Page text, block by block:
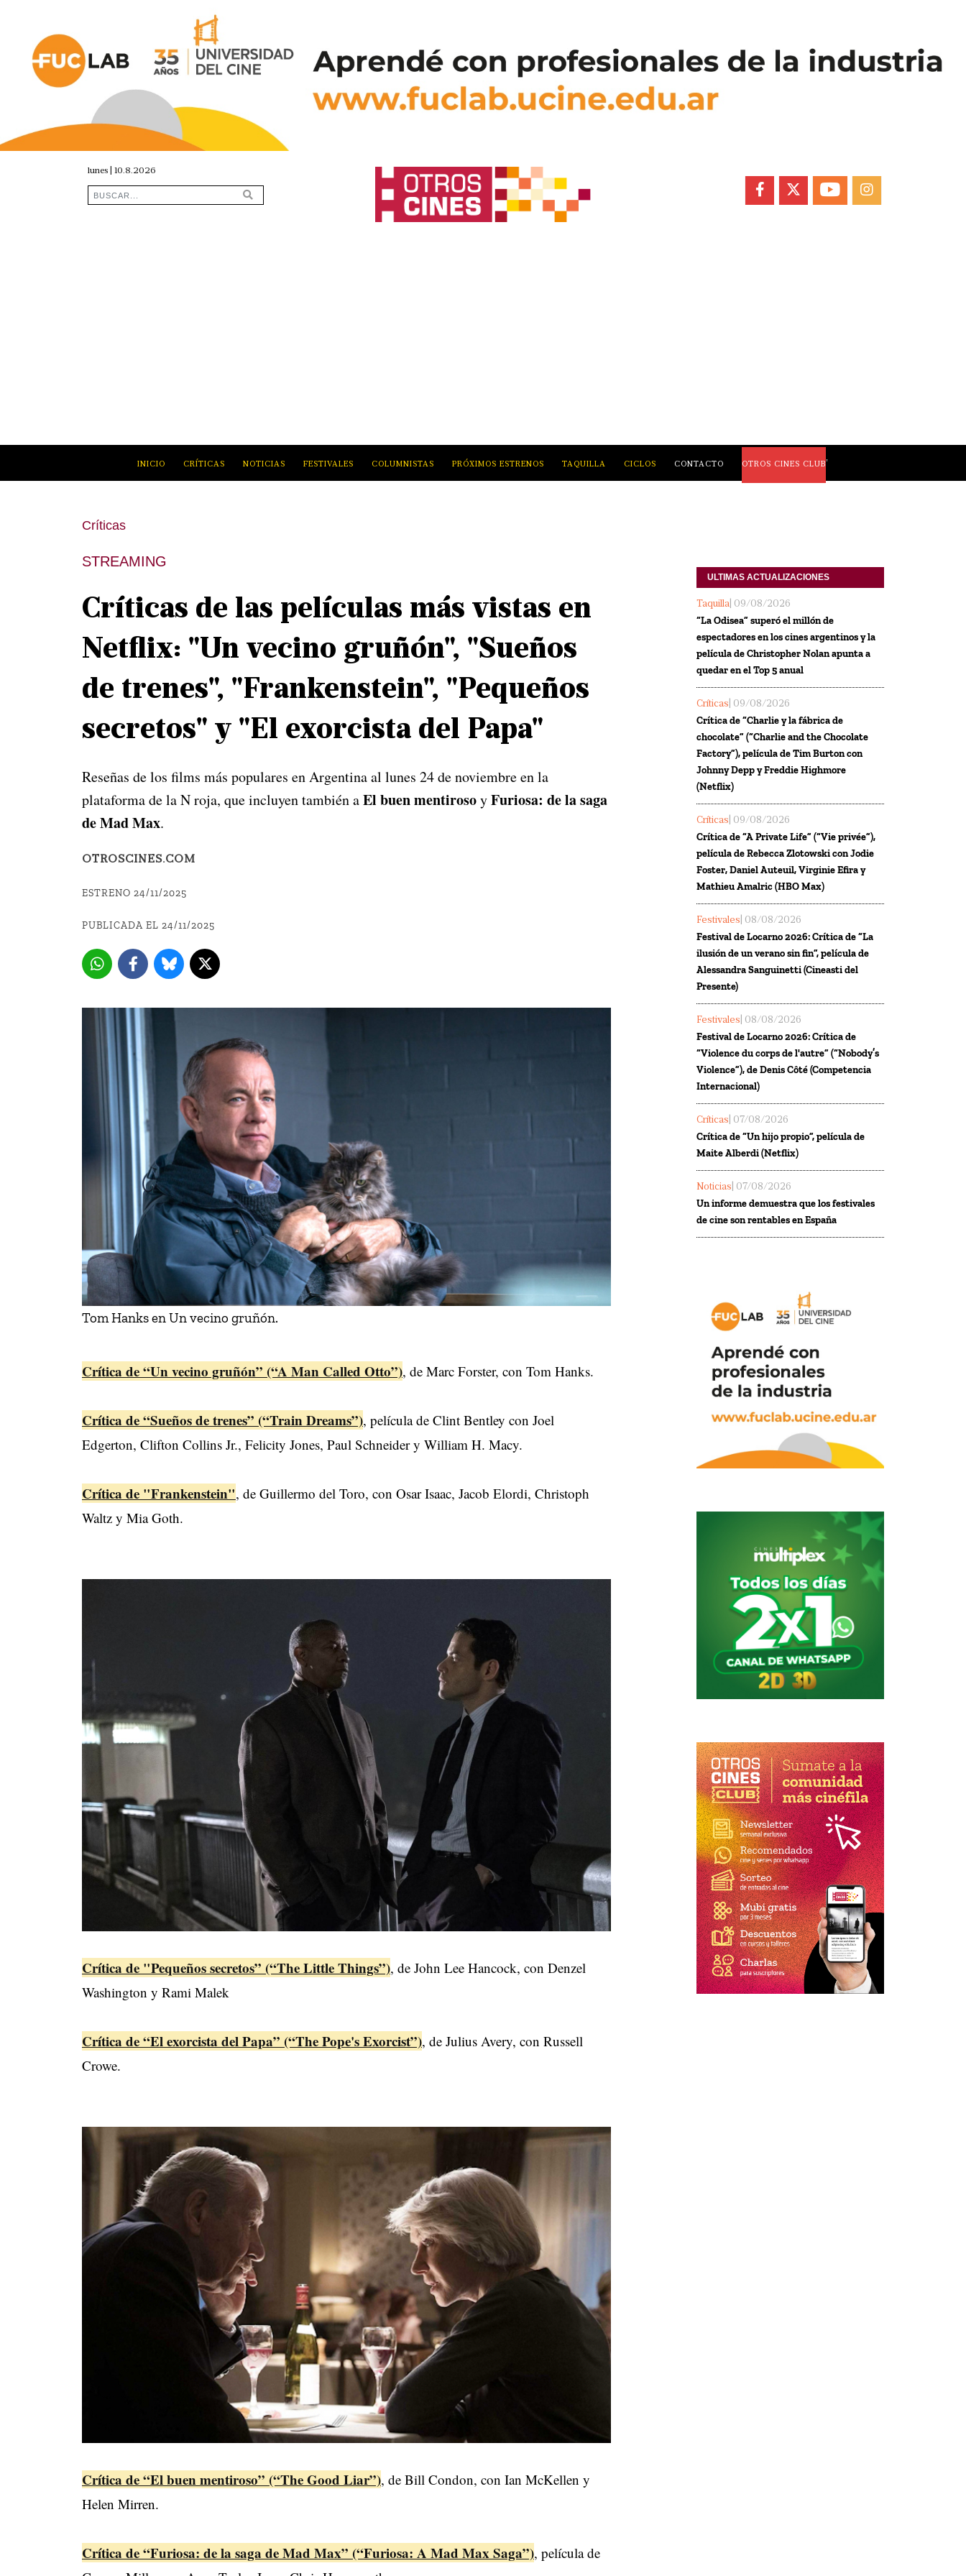
lunes | 10.8.2026
FACEBOOKYOUTUBEINSTAGRAM
INICIO CRÍTICAS NOTICIAS FESTIVALES COLUMNISTAS PRÓXIMOS ESTRENOS TAQUILLA CICLOS CONTACTO OTROS CINES CLUB
Críticas
STREAMING
Críticas de las películas más vistas en
Netflix: "Un vecino gruñón", "Sueños
de trenes", "Frankenstein", "Pequeños
secretos" y "El exorcista del Papa"
Reseñas de los films más populares en Argentina al lunes 24 de noviembre en la
plataforma de la N roja, que incluyen también aEl buen mentirosoyFuriosa: de la saga
de Mad Max.
OTROSCINES.COM
ESTRENO 24/11/2025
PUBLICADA EL 24/11/2025
Tom Hanks en Un vecino gruñón.
Crítica de “Un vecino gruñón” (“A Man Called Otto”), de Marc Forster, con Tom Hanks.
Crítica de “Sueños de trenes” (“Train Dreams”), película de Clint Bentley con Joel
Edgerton, Clifton Collins Jr., Felicity Jones, Paul Schneider y William H. Macy.
Crítica de "Frankenstein", de Guillermo del Toro, con Osar Isaac, Jacob Elordi, Christoph
Waltz y Mia Goth.
Crítica de "Pequeños secretos” (“The Little Things”), de John Lee Hancock, con Denzel
Washington y Rami Malek
Crítica de “El exorcista del Papa” (“The Pope's Exorcist”), de Julius Avery, con Russell
Crowe.
Crítica de “El buen mentiroso” (“The Good Liar”), de Bill Condon, con Ian McKellen y
Helen Mirren.
Crítica de “Furiosa: de la saga de Mad Max” (“Furiosa: A Mad Max Saga”), película de
ULTIMAS ACTUALIZACIONES
Taquilla | 09/08/2026
“La Odisea” superó el millón de
espectadores en los cines argentinos y la
película de Christopher Nolan apunta a
quedar en el Top 5 anual
Críticas | 09/08/2026
Crítica de “Charlie y la fábrica de
chocolate” (“Charlie and the Chocolate
Factory”), película de Tim Burton con
Johnny Depp y Freddie Highmore
(Netflix)
Críticas | 09/08/2026
Crítica de “A Private Life” (“Vie privée”),
película de Rebecca Zlotowski con Jodie
Foster, Daniel Auteuil, Virginie Efira y
Mathieu Amalric (HBO Max)
Festivales | 08/08/2026
Festival de Locarno 2026: Crítica de “La
ilusión de un verano sin fin”, película de
Alessandra Sanguinetti (Cineasti del
Presente)
Festivales | 08/08/2026
Festival de Locarno 2026: Crítica de
“Violence du corps de l'autre” (“Nobody’s
Violence”), de Denis Côté (Competencia
Internacional)
Críticas | 07/08/2026
Crítica de “Un hijo propio”, película de
Maite Alberdi (Netflix)
Noticias | 07/08/2026
Un informe demuestra que los festivales
de cine son rentables en España